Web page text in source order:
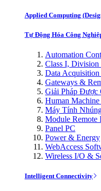
Applied Computing
Tự Động Hóa Công
Automation
Class I, Division
Data
Gateways &
Giải Pháp Được
Human Machine
Máy Tính
Module Remote
Panel PC
Power & Energy
WebAccess
Wireless I/O &
Intelligent Connectivity